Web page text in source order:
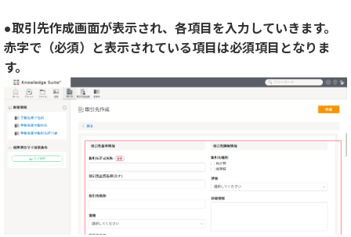
●取引先作成画面が表示され、各項目を入力していきます。
赤字で（必須）と表示されている項目は必須項目となりま
す。